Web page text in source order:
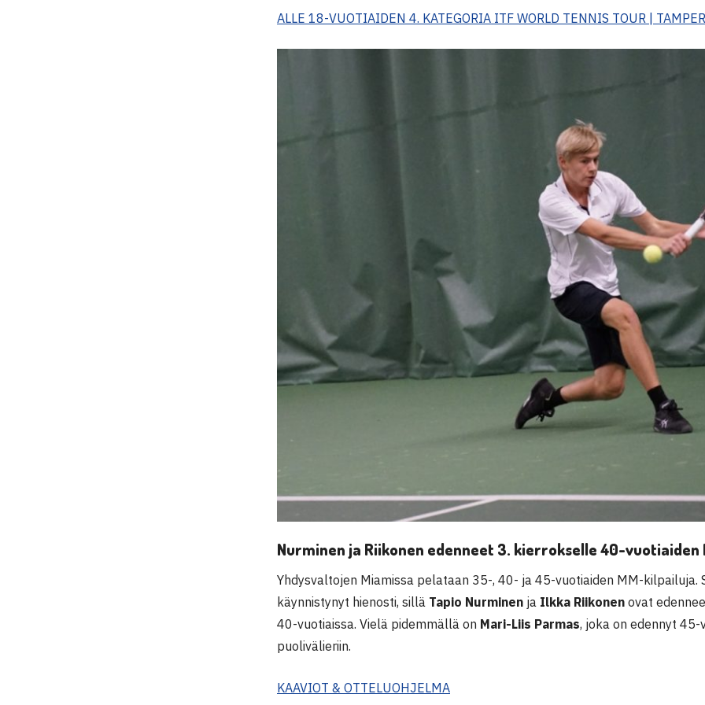
ALLE 18-VUOTIAIDEN 4. KATEGORIA ITF WORLD TENNIS TOUR |
Nurminen ja Riikonen edenneet 3. kierrokselle 40-vuotiaiden
Yhdysvaltojen Miamissa pelataan 35-, 40- ja 45-vuotiaiden MM-kilpailuja.
käynnistynyt hienosti, sillä Tapio Nurminen ja Ilkka Riikonen ovat
40-vuotiaissa. Vielä pidemmällä on Mari-Liis Parmas, joka on edennyt
puolivälieriin.
KAAVIOT & OTTELUOHJELMA